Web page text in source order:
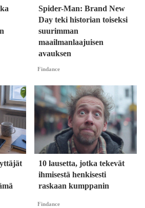
Spider-Man: Brand New
Day teki historian toiseksi
suurimman
maailmanlaajuisen
avauksen
Findance
10 lausetta, jotka tekevät
ihmisestä henkisesti
raskaan kumppanin
Findance